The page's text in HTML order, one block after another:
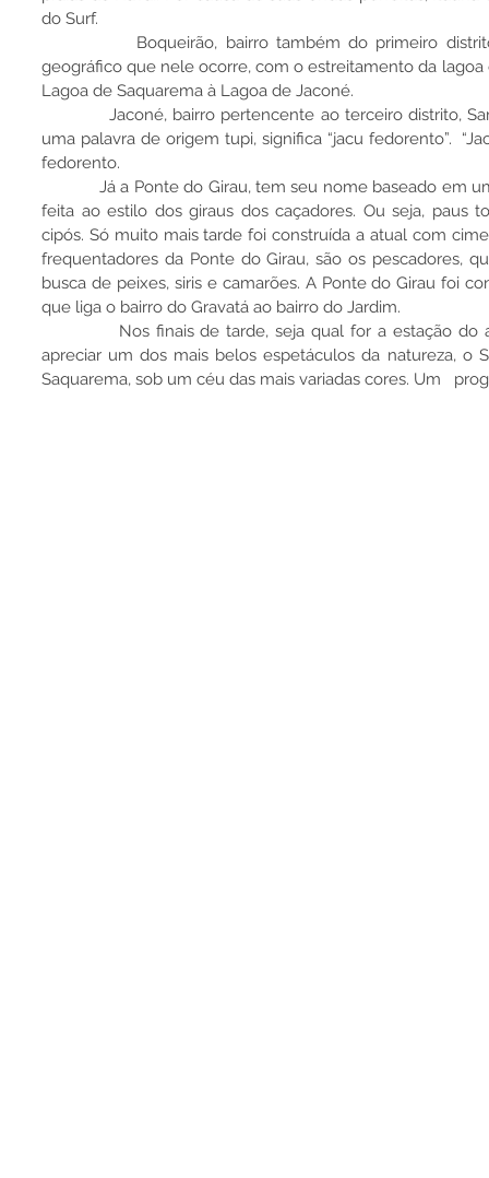
do Surf.
geográfico que nele ocorre, com o estreitamento da
Lagoa de Saquarema à Lagoa de Jaconé.
            Jaconé, bairro pertencente ao terceiro distrito, Sampaio Correa, deve seu nome a
uma palavra de origem tupi, significa “jacu fedorento”.
fedorento.
feita ao estilo dos giraus dos caçadores. Ou seja, paus
cipós. Só muito mais tarde foi construída a atual com
frequentadores da Ponte do Girau, são os pescadores,
busca de peixes, siris e camarões. A Ponte do Girau foi
que liga o bairro do Gravatá ao bairro do Jardim.
apreciar um dos mais belos espetáculos da natureza, o
Saquarema, sob um céu das mais variadas cores. Um